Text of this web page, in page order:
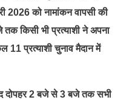
2026 को नामांकन वापसी की
किसी भी प्रत्याशी ने अपना
11 प्रत्याशी चुनाव मैदान में
दोपहर 2 बजे से 3 बजे तक सभी